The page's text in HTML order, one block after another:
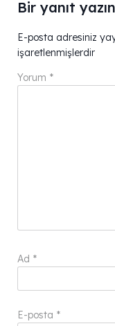
Bir yanıt yazın
E-posta adresiniz
işaretlenmişlerdir
Yorum *
Ad *
E-posta *